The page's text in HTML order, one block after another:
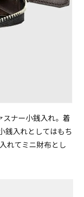
スナー小銭入れ。着
銭入れとしてはもち
れてミニ財布とし